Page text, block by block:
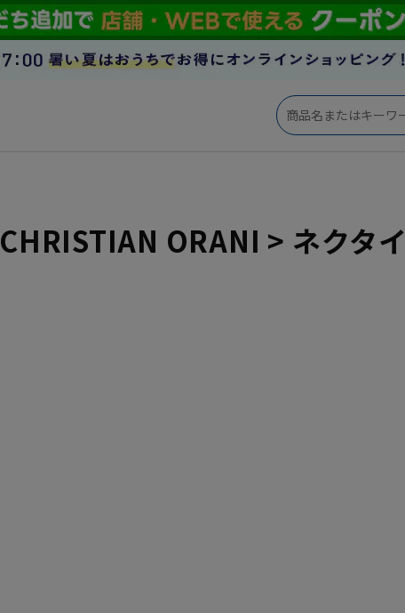
CHRISTIAN ORANI > ネクタイ